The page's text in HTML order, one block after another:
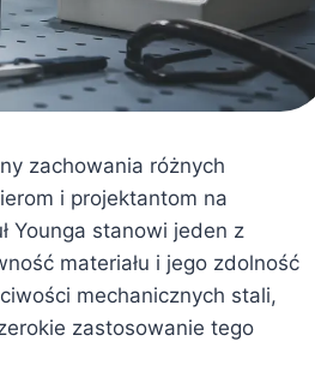
zachowania różnych
i projektantom na
Younga stanowi jeden z
materiału i jego zdolność
mechanicznych stali,
zastosowanie tego